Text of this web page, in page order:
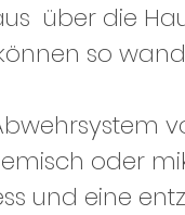
über die
so
oder
und eine